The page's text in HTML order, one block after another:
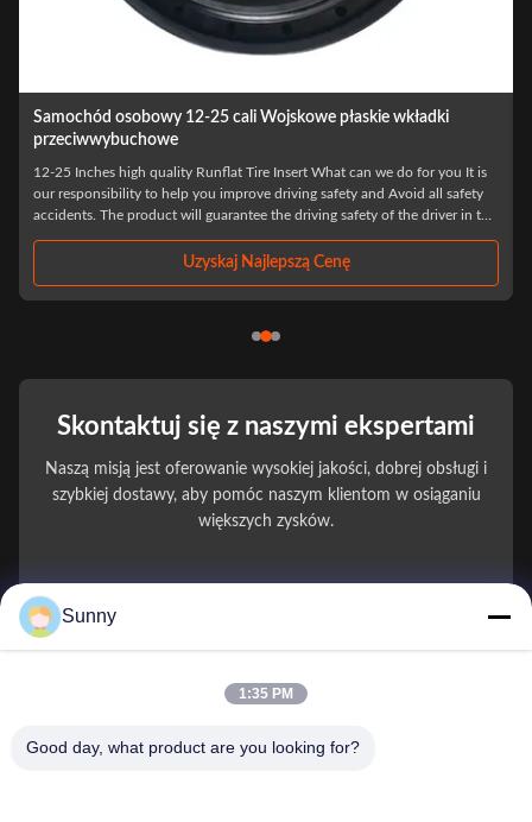
wkładki
we do for you It is
Avoid all safety
of the driver in the
18-calowe polimerowe wkładki Runflat do
przebiciem Land Cruiser 200
High Quality Flat Tyre Protection Tires For Other Wheels
Accessories It is our responsibility to help you improve
Avoid all safety accidents. The product will guarantee the
Uzyskaj Najlepszą Cenę
Skontaktuj się z naszymi ekspertami
Naszą misją jest oferowanie wysokiej jakości, dobrej obsługi i
szybkiej dostawy, aby pomóc naszym klientom w osiąganiu
większych zysków.
Numer telefonu
Sunny
1:35 PM
Good day, what product are you looking for?